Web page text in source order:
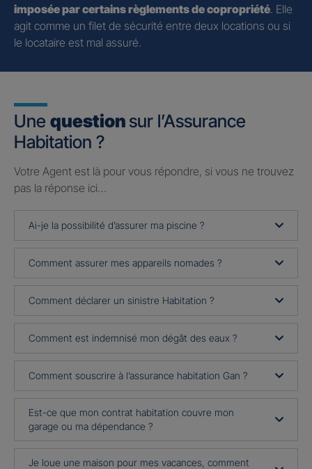
imposée par certains règlements de copropriété. Elle
agit comme un filet de sécurité entre deux locations ou si
le locataire est mal assuré.
Une question sur l’Assurance
Habitation ?
Votre Agent est là pour vous répondre, si vous ne trouvez
pas la réponse ici…
Ai-je la possibilité d’assurer ma piscine ?
Comment assurer mes appareils nomades ?
Comment déclarer un sinistre Habitation ?
Comment est indemnisé mon dégât des eaux ?
Comment souscrire à l’assurance habitation Gan ?
Est-ce que mon contrat habitation couvre mon
garage ou ma dépendance ?
Je loue une maison pour mes vacances, comment